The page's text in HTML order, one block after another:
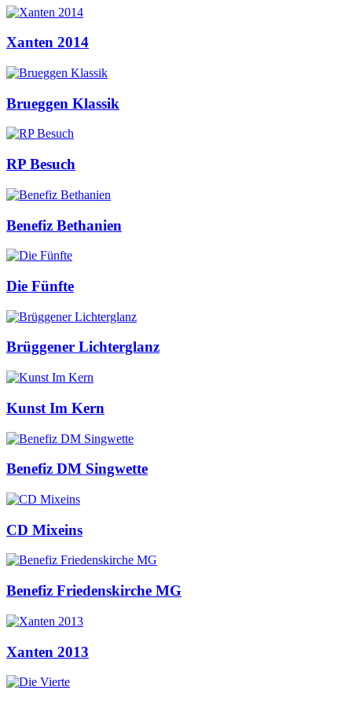
Xanten 2014
Brueggen Klassik
RP Besuch
Benefiz Bethanien
Die Fünfte
Brüggener Lichterglanz
Kunst Im Kern
Benefiz DM Singwette
CD Mixeins
Benefiz Friedenskirche MG
Xanten 2013